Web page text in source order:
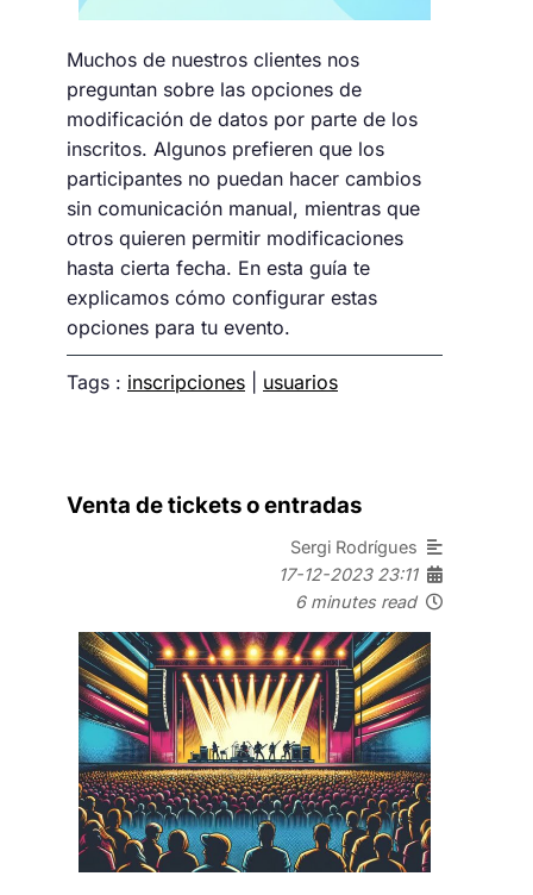
Muchos de nuestros clientes nos
preguntan sobre las opciones de
modificación de datos por parte de los
inscritos. Algunos prefieren que los
participantes no puedan hacer cambios
sin comunicación manual, mientras que
otros quieren permitir modificaciones
hasta cierta fecha. En esta guía te
explicamos cómo configurar estas
opciones para tu evento.
Tags : inscripciones usuarios
Venta de tickets o entradas
Sergi Rodrígues
17-12-2023 23:11
6 minutes read